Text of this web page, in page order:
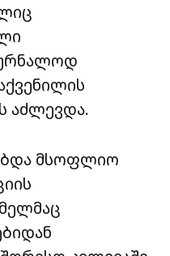
აძლევდა.
მსოფლიო